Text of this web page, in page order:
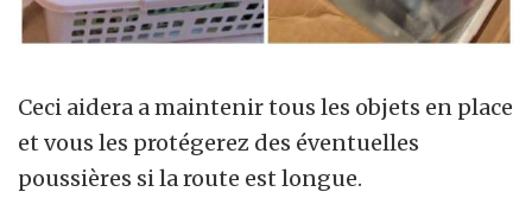
Ceci aidera a maintenir tous les objets en place
et vous les protégerez des éventuelles
poussières si la route est longue.